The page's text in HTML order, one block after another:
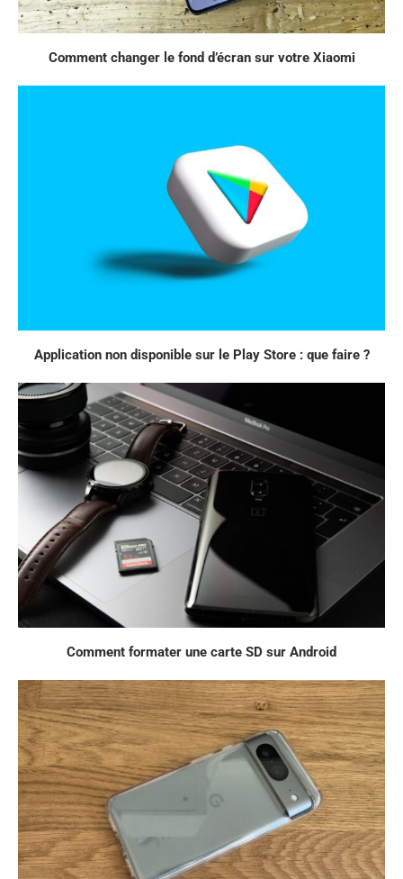
Comment changer le fond d’écran sur votre Xiaomi
Application non disponible sur le Play Store : que faire ?
Comment formater une carte SD sur Android